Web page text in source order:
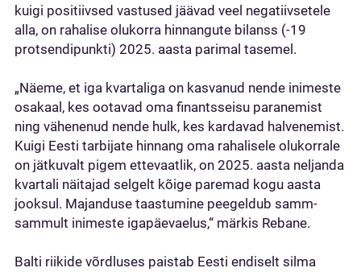
kuigi positiivsed vastused jäävad veel negatiivsetele
alla, on rahalise olukorra hinnangute bilanss (-19
protsendipunkti) 2025. aasta parimal tasemel.
„Näeme, et iga kvartaliga on kasvanud nende inimeste
osakaal, kes ootavad oma finantsseisu paranemist
ning vähenenud nende hulk, kes kardavad halvenemist.
Kuigi Eesti tarbijate hinnang oma rahalisele olukorrale
on jätkuvalt pigem ettevaatlik, on 2025. aasta neljanda
kvartali näitajad selgelt kõige paremad kogu aasta
jooksul. Majanduse taastumine peegeldub samm-
sammult inimeste igapäevaelus,“ märkis Rebane.
Balti riikide võrdluses paistab Eesti endiselt silma